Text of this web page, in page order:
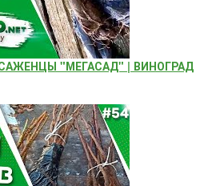
"МЕГАСАД" | ВИНОГРАД